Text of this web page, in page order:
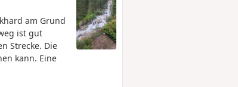
am Grund
ist gut
Strecke. Die
kann. Eine